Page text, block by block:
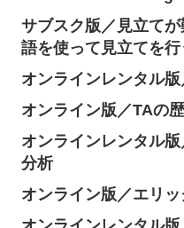
サブスク版／見立て
語を使って見立てを行
オンラインレンタル
オンライン版／TAの
オンラインレンタル
分析
オンライン版／エリ